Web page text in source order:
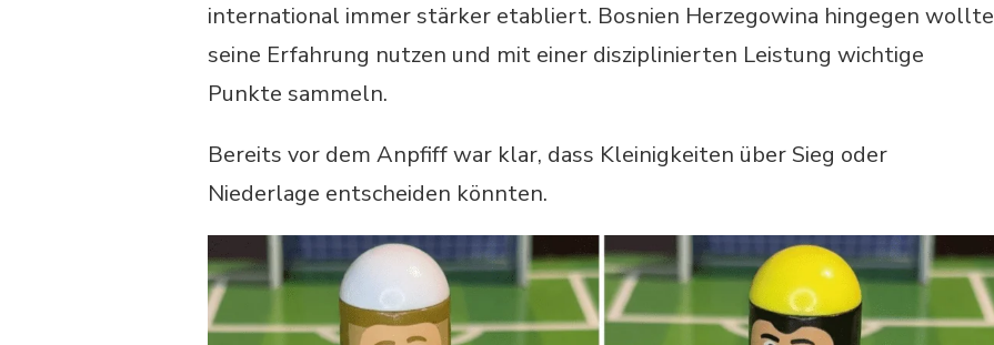
international immer stärker etabliert. Bosnien Herzegowina hingegen wollte
seine Erfahrung nutzen und mit einer disziplinierten Leistung wichtige
Punkte sammeln.
Bereits vor dem Anpfiff war klar, dass Kleinigkeiten über Sieg oder
Niederlage entscheiden könnten.